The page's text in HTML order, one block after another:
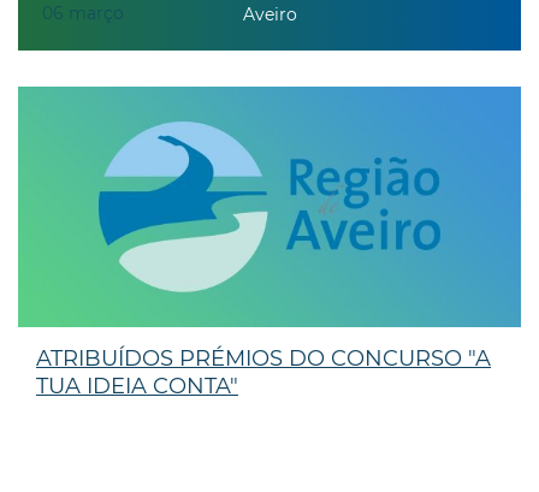
06 março Aveiro
ATRIBUÍDOS PRÉMIOS DO CONCURSO "A
TUA IDEIA CONTA"